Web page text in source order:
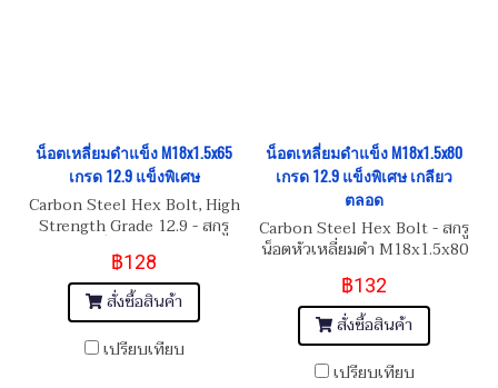
น็อตเหลี่ยมดำแข็ง M18x1.5x65
เกรด 12.9 แข็งพิเศษ
Carbon Steel Hex Bolt, High
Strength Grade 12.9 - สกรู
น็อตหัวเหลี่ยมดำ M18x1.5x65
฿128
สั่งซื้อสินค้า
เปรียบเทียบ
น็อตเหลี่ยมดำแข็ง M18x1.5x80
เกรด 12.9 แข็งพิเศษ เกลียว
ตลอด
Carbon Steel Hex Bolt - สกรู
น็อตหัวเหลี่ยมดำ M18x1.5x80
฿132
สั่งซื้อสินค้า
เปรียบเทียบ